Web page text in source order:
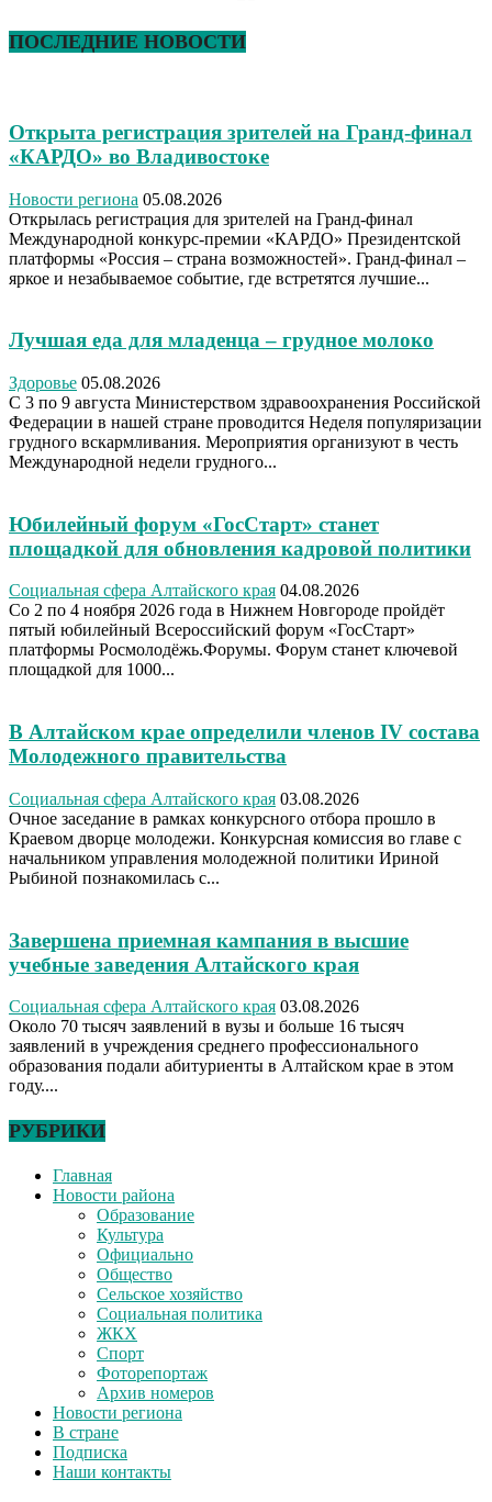
ПОСЛЕДНИЕ НОВОСТИ
Открыта регистрация зрителей на Гранд-финал
«КАРДО» во Владивостоке
Новости региона 05.08.2026
Открылась регистрация для зрителей на Гранд-финал
Международной конкурс-премии «КАРДО» Президентской
платформы «Россия – страна возможностей». Гранд-финал –
яркое и незабываемое событие, где встретятся лучшие...
Лучшая еда для младенца – грудное молоко
Здоровье 05.08.2026
С 3 по 9 августа Министерством здравоохранения Российской
Федерации в нашей стране проводится Неделя популяризации
грудного вскармливания. Мероприятия организуют в честь
Международной недели грудного...
Юбилейный форум «ГосСтарт» станет
площадкой для обновления кадровой политики
Социальная сфера Алтайского края 04.08.2026
Со 2 по 4 ноября 2026 года в Нижнем Новгороде пройдёт
пятый юбилейный Всероссийский форум «ГосСтарт»
платформы Росмолодёжь.Форумы. Форум станет ключевой
площадкой для 1000...
В Алтайском крае определили членов IV состава
Молодежного правительства
Социальная сфера Алтайского края 03.08.2026
Очное заседание в рамках конкурсного отбора прошло в
Краевом дворце молодежи. Конкурсная комиссия во главе с
начальником управления молодежной политики Ириной
Рыбиной познакомилась с...
Завершена приемная кампания в высшие
учебные заведения Алтайского края
Социальная сфера Алтайского края 03.08.2026
Около 70 тысяч заявлений в вузы и больше 16 тысяч
заявлений в учреждения среднего профессионального
образования подали абитуриенты в Алтайском крае в этом
году....
РУБРИКИ
Главная
Новости района
Образование
Культура
Официально
Общество
Сельское хозяйство
Социальная политика
ЖКХ
Спорт
Фоторепортаж
Архив номеров
Новости региона
В стране
Подписка
Наши контакты